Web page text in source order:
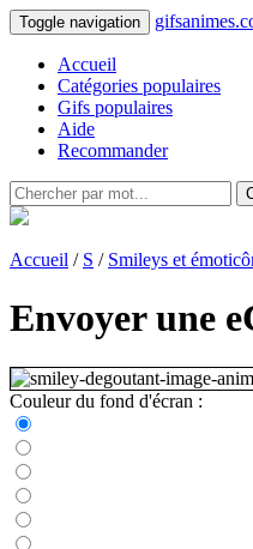
Toggle navigation
Accueil
Catégories populaires
Gifs populaires
Aide
Recommander
Accueil / S / Smileys et
Envoyer une
Couleur du fond d'écran :